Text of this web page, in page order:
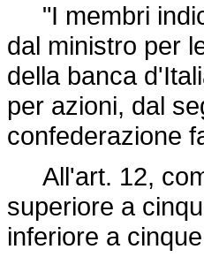
"I membri
dal ministro per
della banca
per azioni, dal
confederazione
All'art. 12,
superiore a
inferiore a